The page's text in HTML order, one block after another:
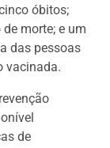
óbitos;
morte; e um
das pessoas
vacinada.
de